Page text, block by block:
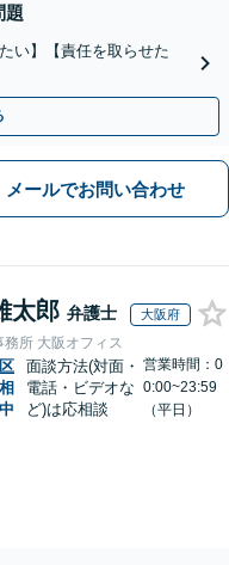
題
い】【責任を取らせた
メールでお問い合わせ
太郎 弁護士 大阪府
務所 大阪オフィス
面談方法(対面・
電話・ビデオな
ど)は応相談
営業時間：0
0:00~23:59
（平日）